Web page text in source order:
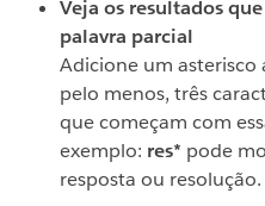
Veja os resultados
palavra parcial
Adicione um asterisco
pelo menos, três
que começam com
exemplo: res* pode
resposta ou resolução.